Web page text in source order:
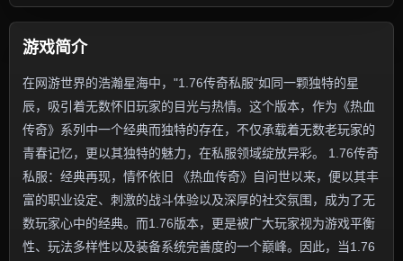
游戏简介
在网游世界的浩瀚星海中，"1.76传奇私服"如同一颗独特的星
辰，吸引着无数怀旧玩家的目光与热情。这个版本，作为《热血
传奇》系列中一个经典而独特的存在，不仅承载着无数老玩家的
青春记忆，更以其独特的魅力，在私服领域绽放异彩。 1.76传奇
私服：经典再现，情怀依旧 《热血传奇》自问世以来，便以其丰
富的职业设定、刺激的战斗体验以及深厚的社交氛围，成为了无
数玩家心中的经典。而1.76版本，更是被广大玩家视为游戏平衡
性、玩法多样性以及装备系统完善度的一个巅峰。因此，当1.76